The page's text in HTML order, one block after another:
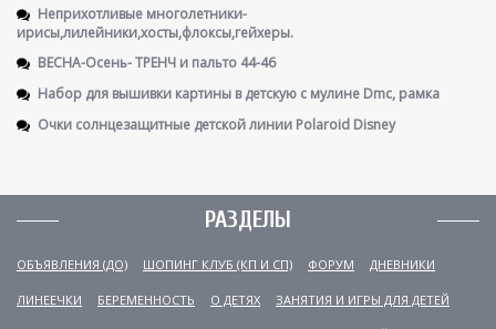
Неприхотливые многолетники-
ирисы,лилейники,хосты,флоксы,гейхеры.
ВЕСНА-Осень- ТРЕНЧ и пальто 44-46
Набор для вышивки картины в детскую с мулине Dmc, рамка
Очки солнцезащитные детской линии Polaroid Disney
РАЗДЕЛЫ
ОБЪЯВЛЕНИЯ (ДО) ШОПИНГ КЛУБ (КП И СП) ФОРУМ ДНЕВНИКИ
ЛИНЕЕЧКИ БЕРЕМЕННОСТЬ О ДЕТЯХ ЗАНЯТИЯ И ИГРЫ ДЛЯ ДЕТЕЙ